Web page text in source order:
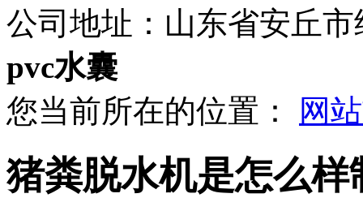
公司地址：山东省安丘
pvc水囊
您当前所在的位置：
网
猪粪脱水机是怎么样